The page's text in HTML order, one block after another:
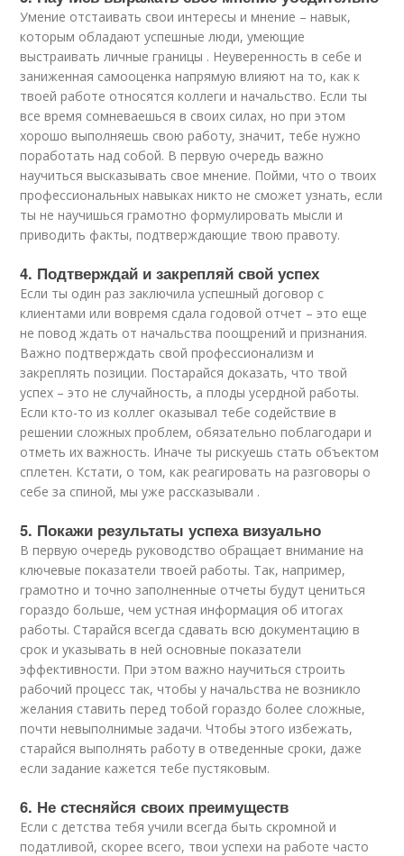
Умение отстаивать свои интересы и мнение – навык,
которым обладают успешные люди, умеющие
выстраивать личные границы . Неуверенность в себе и
заниженная самооценка напрямую влияют на то, как к
твоей работе относятся коллеги и начальство. Если ты
все время сомневаешься в своих силах, но при этом
хорошо выполняешь свою работу, значит, тебе нужно
поработать над собой. В первую очередь важно
научиться высказывать свое мнение. Пойми, что о твоих
профессиональных навыках никто не сможет узнать, если
ты не научишься грамотно формулировать мысли и
приводить факты, подтверждающие твою правоту.
4. Подтверждай и закрепляй свой успех
Если ты один раз заключила успешный договор с
клиентами или вовремя сдала годовой отчет – это еще
не повод ждать от начальства поощрений и признания.
Важно подтверждать свой профессионализм и
закреплять позиции. Постарайся доказать, что твой
успех – это не случайность, а плоды усердной работы.
Если кто-то из коллег оказывал тебе содействие в
решении сложных проблем, обязательно поблагодари и
отметь их важность. Иначе ты рискуешь стать объектом
сплетен. Кстати, о том, как реагировать на разговоры о
себе за спиной, мы уже рассказывали .
5. Покажи результаты успеха визуально
В первую очередь руководство обращает внимание на
ключевые показатели твоей работы. Так, например,
грамотно и точно заполненные отчеты будут цениться
гораздо больше, чем устная информация об итогах
работы. Старайся всегда сдавать всю документацию в
срок и указывать в ней основные показатели
эффективности. При этом важно научиться строить
рабочий процесс так, чтобы у начальства не возникло
желания ставить перед тобой гораздо более сложные,
почти невыполнимые задачи. Чтобы этого избежать,
старайся выполнять работу в отведенные сроки, даже
если задание кажется тебе пустяковым.
6. Не стесняйся своих преимуществ
Если с детства тебя учили всегда быть скромной и
податливой, скорее всего, твои успехи на работе часто